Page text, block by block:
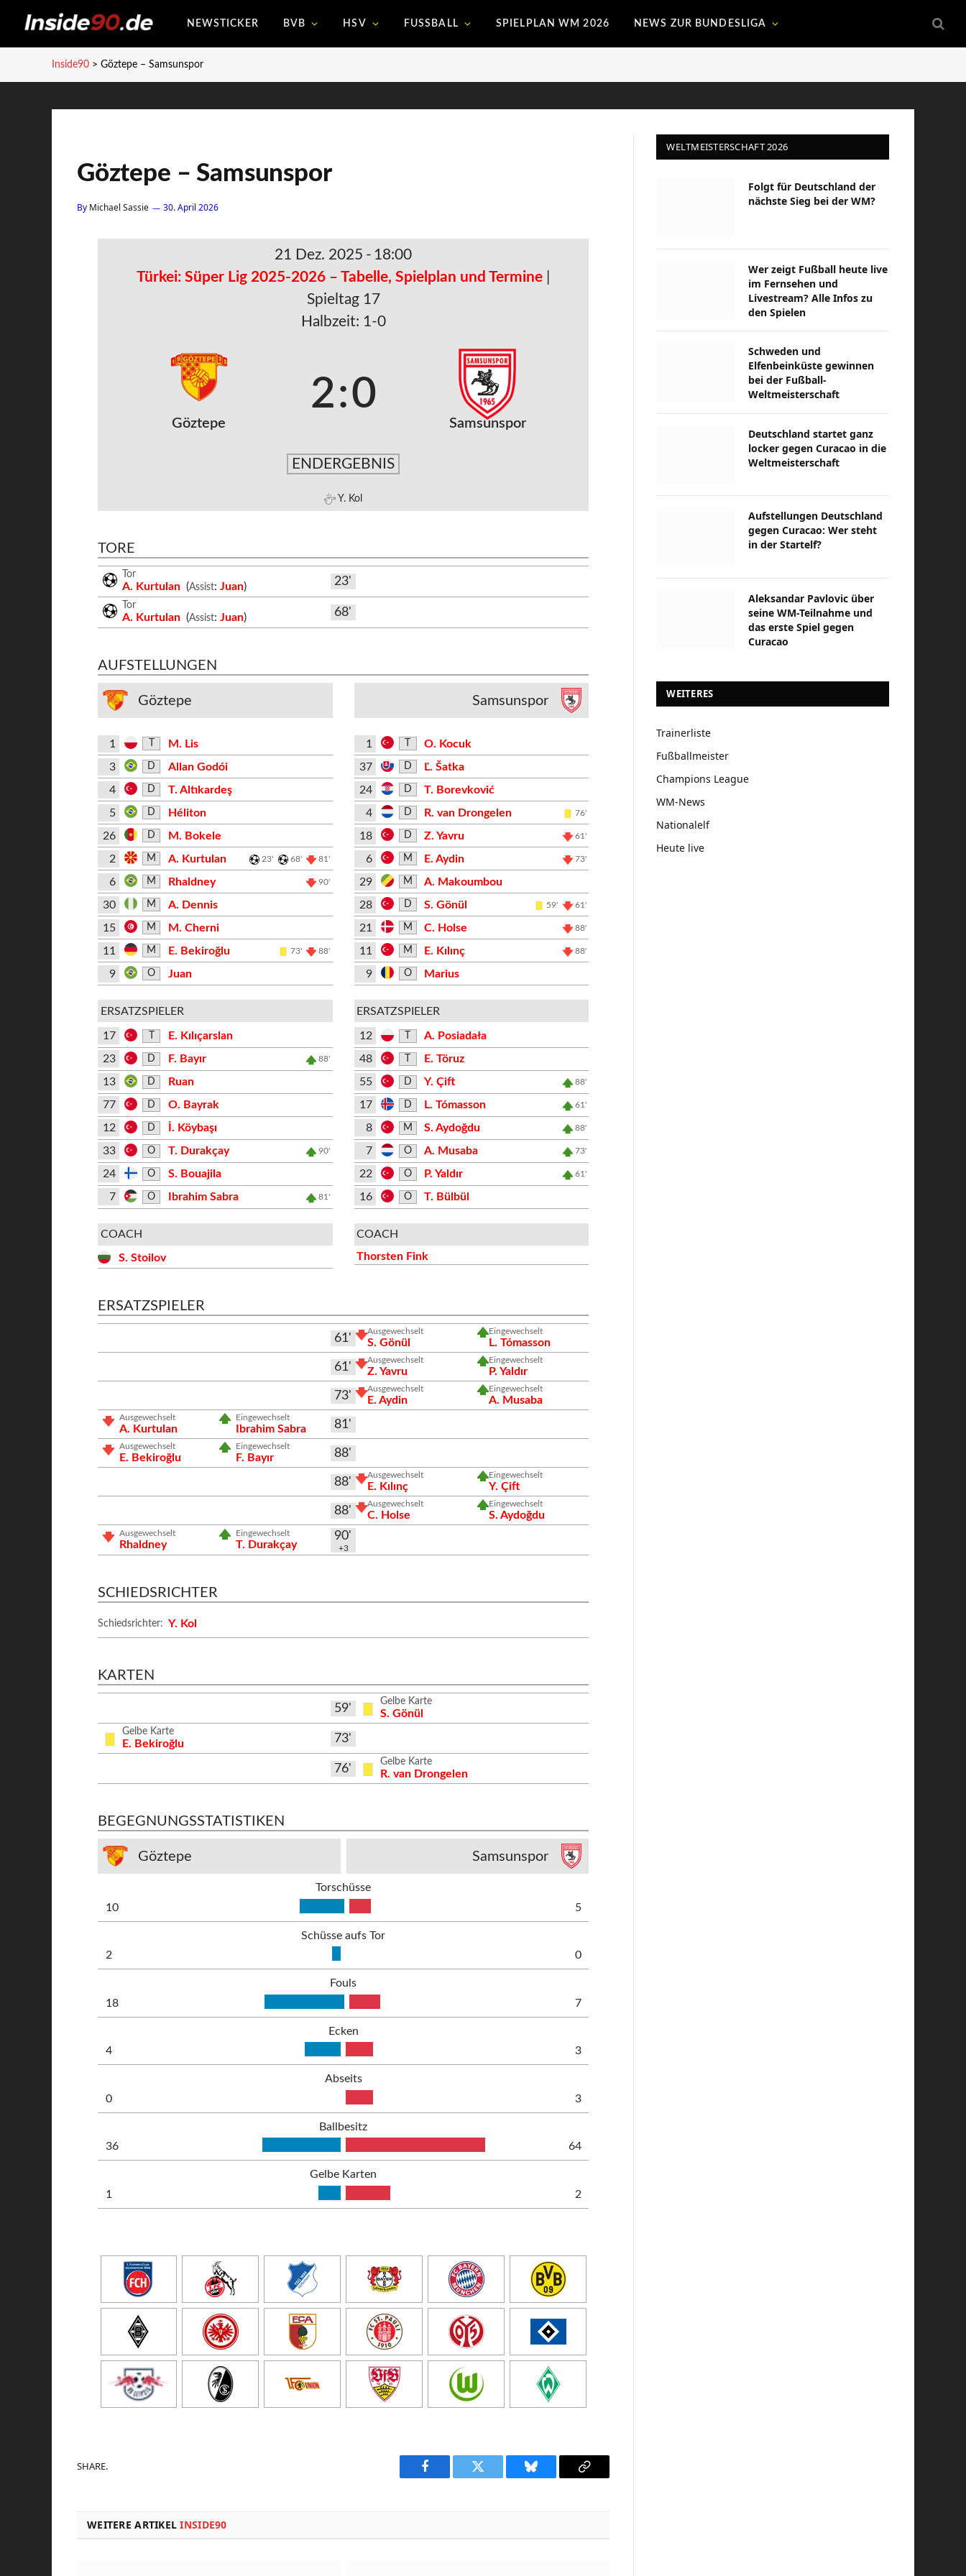
NEWSTICKER BVB HSV FUSSBALL SPIELPLAN WM 2026 NEWS ZUR BUNDESLIGA
Inside90 > Göztepe – Samsunspor
Göztepe – Samsunspor
By Michael Sassie 30. April 2026
21 Dez. 2025 - 18:00
Türkei: Süper Lig 2025-2026 – Tabelle, Spielplan und Termine
Spieltag 17
Halbzeit: 1-0
Göztepe
2:0
Samsunspor
ENDERGEBNIS
Y. Kol
TORE
Tor
A. Kurtulan (Assist: Juan) 23'
Tor
A. Kurtulan (Assist: Juan) 68'
AUFSTELLUNGEN
Göztepe
1
M. Lis
3
D
Allan Godói
4
D
T. Altıkardeş
5
D
Héliton
26
D
M. Bokele
2
M A. Kurtulan 23' 68' 81'
6 M Rhaldney 90'
30 M
A. Dennis
15
M
M. Cherni
11
M E. Bekiroğlu 73' 88'
9 O Juan
ERSATZSPIELER
17
E. Kılıçarslan
23
D F. Bayır 88'
13 D
Ruan
77
D
O. Bayrak
12
D
İ. Köybaşı
33
O T. Durakçay 90'
24 O
S. Bouajila
7
O Ibrahim Sabra 81'
COACH
S. Stoilov
Samsunspor
1
O. Kocuk
37
D
Ľ. Šatka
24
D
T. Borevković
4
D R. van Drongelen 76'
18 D Z. Yavru 61'
6 M E. Aydin 73'
29 M
A. Makoumbou
28
D S. Gönül 59' 61'
21 M C. Holse 88'
11 M E. Kılınç 88'
9 O Marius
ERSATZSPIELER
12
A. Posiadała
48
E. Töruz
55
D Y. Çift 88'
17 D L. Tómasson 61'
8 M S. Aydoğdu 88'
7 O A. Musaba 73'
22 O P. Yaldır 61'
16 O T. Bülbül
COACH
Thorsten Fink
ERSATZSPIELER
61'
Ausgewechselt
S. Gönül
Eingewechselt
L. Tómasson
61'
Ausgewechselt
Z. Yavru
Eingewechselt
P. Yaldır
73'
Ausgewechselt
E. Aydin
Eingewechselt
A. Musaba
Ausgewechselt
A. Kurtulan
Eingewechselt
Ibrahim Sabra 81'
Ausgewechselt
E. Bekiroğlu
Eingewechselt
F. Bayır 88'
88'
Ausgewechselt
E. Kılınç
Eingewechselt
Y. Çift
88'
Ausgewechselt
C. Holse
Eingewechselt
S. Aydoğdu
Ausgewechselt
Rhaldney
Eingewechselt
T. Durakçay
90'
+3
SCHIEDSRICHTER
Schiedsrichter: Y. Kol
KARTEN
59'
Gelbe Karte
S. Gönül
Gelbe Karte
E. Bekiroğlu 73'
76'
Gelbe Karte
R. van Drongelen
BEGEGNUNGSSTATISTIKEN
Göztepe Samsunspor
Torschüsse
10
5
Schüsse aufs Tor
2
0
Fouls
18
7
Ecken
4
3
Abseits
0
3
Ballbesitz
36
64
Gelbe Karten
1
2
SHARE.
Facebook Twitter Bluesky
Copy
WEITERE ARTIKELINSIDE90
WELTMEISTERSCHAFT 2026
Folgt für Deutschland der
nächste Sieg bei der WM?
Wer zeigt Fußball heute live
im Fernsehen und
Livestream? Alle Infos zu
den Spielen
Schweden und
Elfenbeinküste gewinnen
bei der Fußball-
Weltmeisterschaft
Deutschland startet ganz
locker gegen Curacao in die
Weltmeisterschaft
Aufstellungen Deutschland
gegen Curacao: Wer steht
in der Startelf?
Aleksandar Pavlovic über
seine WM-Teilnahme und
das erste Spiel gegen
Curacao
WEITERES
Trainerliste
Fußballmeister
Champions League
WM-News
Nationalelf
Heute live